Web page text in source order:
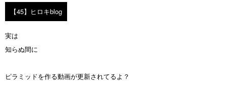
【45】ヒロキblog
実は
知らぬ間に
ピラミッドを作る動画が更新されてるよ？